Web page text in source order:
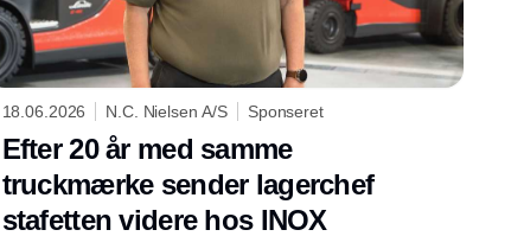
18.06.2026 N.C. Nielsen A/S Sponseret
Efter 20 år med samme
truckmærke sender lagerchef
stafetten videre hos INOX